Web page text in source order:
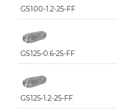
GS100-1.2-25-FF
GS125-0.6-25-FF
GS125-1.2-25-FF